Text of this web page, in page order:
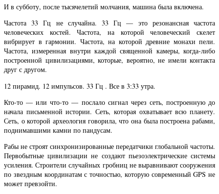
И в субботу, после тысячелетий молчания, машина была включена.
Частота 33 Гц не случайна. 33 Гц — это резонансная частота
человеческих костей. Частота, на которой человеческий скелет
вибрирует в гармонии. Частота, на которой древние монахи пели.
Частота, измеренная внутри каждой священной камеры, когда-либо
построенной цивилизациями, которые, вероятно, не имели контакта
друг с другом.
12 пирамид. 12 импульсов. 33 Гц . Все в 3:33 утра.
Кто-то — или что-то — послало сигнал через сеть, построенную до
начала письменной истории. Сеть, которая охватывает всю планету.
Сеть, о которой археология говорила, что она была построена рабами,
поднимавшими камни по пандусам.
Рабы не строят синхронизированные передатчики глобальной частоты.
Первобытные цивилизации не создают пьезоэлектрические системы
усиления. Строители случайных гробниц не выравнивают сооружения
по звездным координатам с точностью, которую современный GPS не
может превзойти.